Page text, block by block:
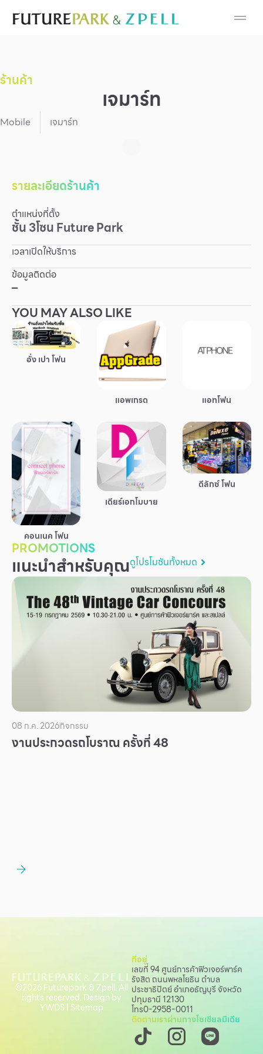
Cosmetic
Fashion
Food
Gold & Jewelry
IT
Mobile
Other
School
Service
กิจกรรมและโปรโมชั่น
ข้อเสนอพิเศษ
สำหรับนักท่องเที่ยว
มีอะไรใหม่
แผนผังร้านค้า
บริการ
ฟิวเจอร์ซิตี้
ร่วมงานกับเรา
สมัครงาน
สิทธิประโยชน์ที่ฟิวเจอร์พาร์ค
ร้านค้า
เจมาร์ท
Mobile เจมาร์ท
รายละเอียดร้านค้า
ตำแหน่งที่ตั้ง
ชั้น3โซนFuture Park
เวลาเปิดให้บริการ
ข้อมูลติดต่อ
–
YOU MAY ALSO LIKE
อั่ง เปา โฟน
แอพเกรด แอทโฟน
คอนเนค โฟน
เดียร์เอกโมบาย
ดีลักซ์ โฟน
PROMOTIONS
แนะนำสำหรับคุณดูโปรโมชันทั้งหมด
08 ก.ค. 2026กิจกรรม
งานประกวดรถโบราณ ครั้งที่ 48
ที่อยู่
เลขที่ 94 ศูนย์การค้าฟิวเจอร์พาร์ค
รังสิต ถนนพหลโยธิน ตำบล
ประชาธิปัตย์ อำเภอธัญบุรี จังหวัด
ปทุมธานี 12130
โทร0-2958-0011
ติดตามเราผ่านทางโซเชียลมีเดีย
©2026 Futurepark & Zpell. All
rights reserved. Design by
YWDS| Sitemap